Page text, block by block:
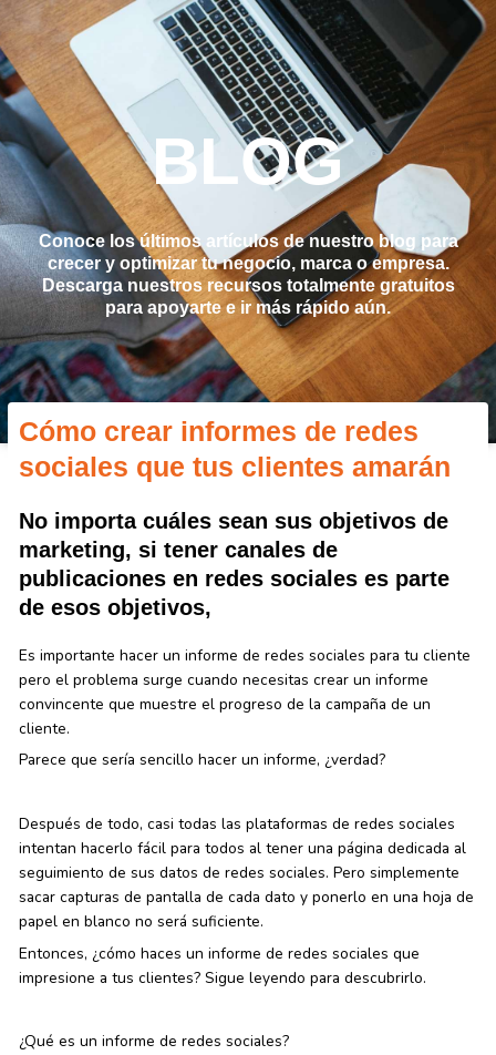
contenido
BLOG
Conoce los últimos artículos de nuestro blog para
crecer y optimizar tu negocio, marca o empresa.
Descarga nuestros recursos totalmente gratuitos
para apoyarte e ir más rápido aún.
Cómo crear informes de redes
sociales que tus clientes amarán
No importa cuáles sean sus objetivos de
marketing, si tener canales de
publicaciones en redes sociales es parte
de esos objetivos,
Es importante hacer un informe de redes sociales para tu cliente
pero el problema surge cuando necesitas crear un informe
convincente que muestre el progreso de la campaña de un
cliente.
Parece que sería sencillo hacer un informe, ¿verdad?
Después de todo, casi todas las plataformas de redes sociales
intentan hacerlo fácil para todos al tener una página dedicada al
seguimiento de sus datos de redes sociales. Pero simplemente
sacar capturas de pantalla de cada dato y ponerlo en una hoja de
papel en blanco no será suficiente.
Entonces, ¿cómo haces un informe de redes sociales que
impresione a tus clientes? Sigue leyendo para descubrirlo.
¿Qué es un informe de redes sociales?
Navegación
de
entradas